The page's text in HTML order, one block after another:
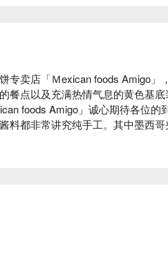
す🏖
にピクニックできちゃいます💖
专卖店「Ｍexican foods Amigo」
餐点以及充满热情气息的黄色基
foods Amigo」诚心期待各位的
料都非常讲究纯手工。其中墨西